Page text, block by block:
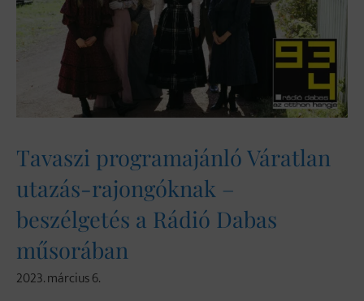
Tavaszi programajánló Váratlan
utazás-rajongóknak –
beszélgetés a Rádió Dabas
műsorában
2023. március 6.